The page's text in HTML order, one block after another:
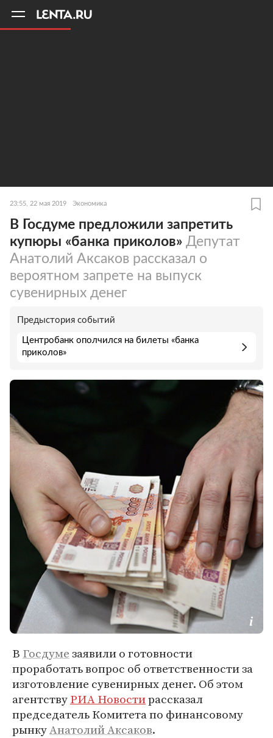
23:55, 22 мая 2019 Экономика
В Госдуме предложили запретить
купюры «банка приколов» Депутат
Анатолий Аксаков рассказал о
вероятном запрете на выпуск
сувенирных денег
Предыстория событий
Центробанк ополчился на билеты «банка
приколов»
В Госдумезаявили о готовности
проработать вопрос об ответственности за
изготовление сувенирных денег. Об этом
агентствуРИА Новостирассказал
председатель Комитета по финансовому
рынкуАнатолий Аксаков.